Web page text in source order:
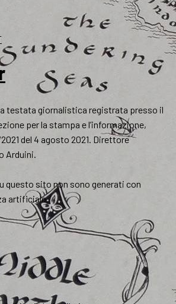
testata giornalistica registrata presso il
per la stampa e l’informazione,
del 4 agosto 2021. Direttore
Arduini.
questo sito non sono generati con
artificiale.